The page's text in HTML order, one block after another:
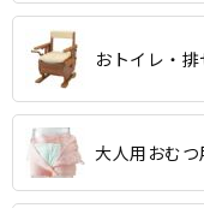
おトイレ・排
大人用おむつ